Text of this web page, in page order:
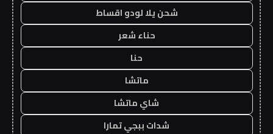
شحن يلا لودو اقساط
حناء شعر
حنا
ماتشا
شاي ماتشا
شدات ببجي تمارا